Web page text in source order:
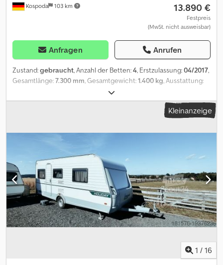
Kospoda 103 km 13.890 €
Festpreis
(MwSt. nicht ausweisbar)
Anfragen Anrufen
Zustand:gebraucht, Anzahl der Betten:4, Erstzulassung:04/2017,
Gesamtlänge:7.300 mm , Gesamtgewicht:1.400 kg , Ausstattung:
Bordküche, Doppel-/franz. Bett, Gebrauchtwagengarantie,
Standheizung, Toilette, Gasheizung Truma, Gasboiler – Dusche,
Toilette, 3-Flammen-Gaskocher, Kühlschrank, Luxusdachhauben,
Verdunkl., Stabilisator, Luftvorzelt 3,20 m Breite, 50 L
Kleinanzeige
1 / 16